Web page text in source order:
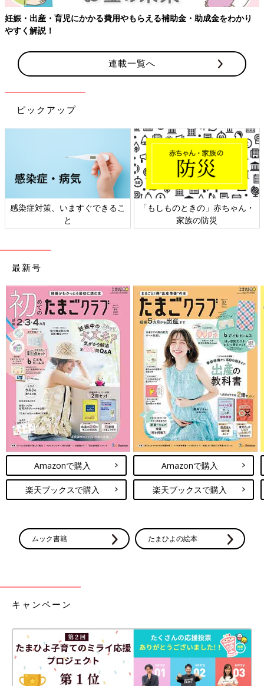
＜自分のズボンを脱いでハムスターを捕まえてくれた。班長って
「子どもに間違ったことをしていたら夫が教えてく
れる」
――著書「親に整形させられた私が母になる」はご自身の経験に
基づいて描かれたストーリーとのことですが、そんな自分が親に
なるときの葛藤はありましたか？
グラハム子「実は葛藤はあまりなかったんです。というのも、親
になる時にはもう自分の中である程度気持ちの整理はついてい
て。でも気持ちの整理がつくまではだいぶ葛藤がありました。自
分の中で色々な葛藤を落とし込めて、もう大丈夫だなと思えたタ
イミングで結婚しました。
それに『もし私が子どもに間違ったことをしていたら夫が教えて
くれる』という夫への信頼もありました。というか今もそう思っ
ているから、安心して育児できている気がします」
“母はどんな手段を使っても私を従わせる”①
妊娠・出産・育児にかかる費用やもらえる補助金・助成金をわかり
やすく解説！
連載一覧へ
ピックアップ
感染症対策、いますぐできるこ
と
「もしものときの」赤ちゃん・
家族の防災
最新号
Amazonで購入
楽天ブックスで購入
Amazonで購入
楽天ブックスで購入
ムック書籍 たまひよの絵本
キャンペーン